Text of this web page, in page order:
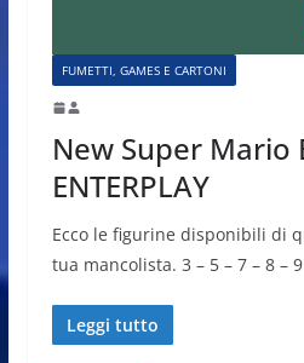
FUMETTI, GAMES E CARTONI
New Super Mario
ENTERPLAY
Ecco le figurine disponibili di
tua mancolista. 3 – 5 – 7 – 8 – 9
Leggi tutto